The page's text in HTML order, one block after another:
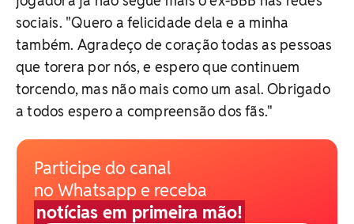
sociais. "Quero a felicidade dela e a minha
também. Agradeço de coração todas as pessoas
que torera por nós, e espero que continuem
torcendo, mas não mais como um asal. Obrigado
a todos espero a compreensão dos fãs."
Participe do canal
no Whatsapp e receba
notícias em primeira mão!